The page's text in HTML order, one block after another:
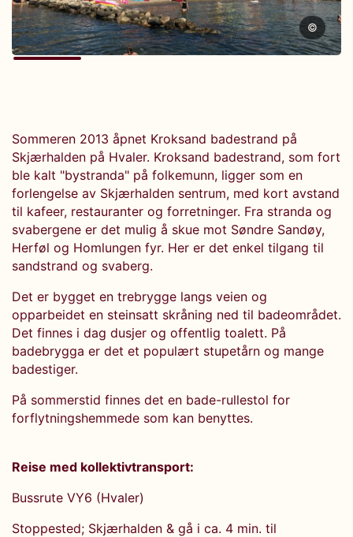
©
Sommeren 2013 åpnet Kroksand badestrand på
Skjærhalden på Hvaler. Kroksand badestrand, som fort
ble kalt "bystranda" på folkemunn, ligger som en
forlengelse av Skjærhalden sentrum, med kort avstand
til kafeer, restauranter og forretninger. Fra stranda og
svabergene er det mulig å skue mot Søndre Sandøy,
Herføl og Homlungen fyr. Her er det enkel tilgang til
sandstrand og svaberg.
Det er bygget en trebrygge langs veien og
opparbeidet en steinsatt skråning ned til badeområdet.
Det finnes i dag dusjer og offentlig toalett. På
badebrygga er det et populært stupetårn og mange
badestiger.
På sommerstid finnes det en bade-rullestol for
forflytningshemmede som kan benyttes.
Reise med kollektivtransport:
Bussrute VY6 (Hvaler)
Stoppested; Skjærhalden & gå i ca. 4 min. til